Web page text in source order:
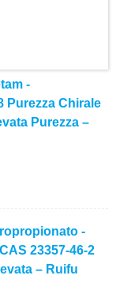
-
Purezza Chirale
Purezza –
-
23357-46-2
– Ruifu